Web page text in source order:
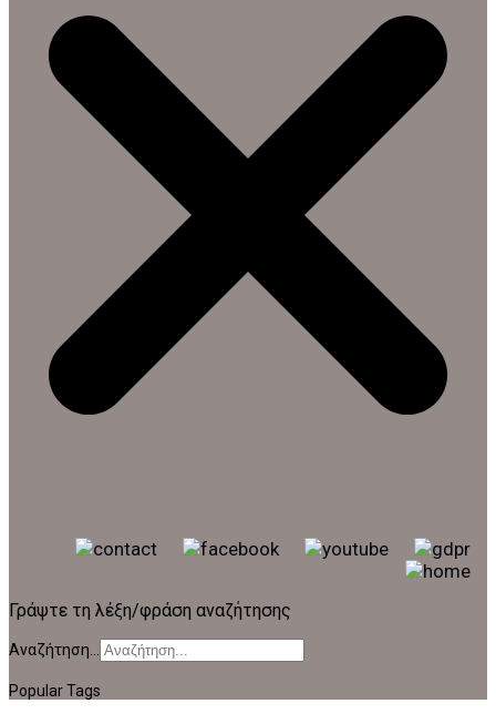
Γράψτε τη λέξη/φράση αναζήτησης
Αναζήτηση...
Popular Tags